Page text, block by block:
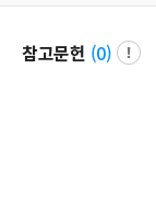
참고문헌 (0)